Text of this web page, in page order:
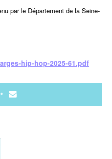
par le Département de la Seine-
hip-hop-2025-61.pdf